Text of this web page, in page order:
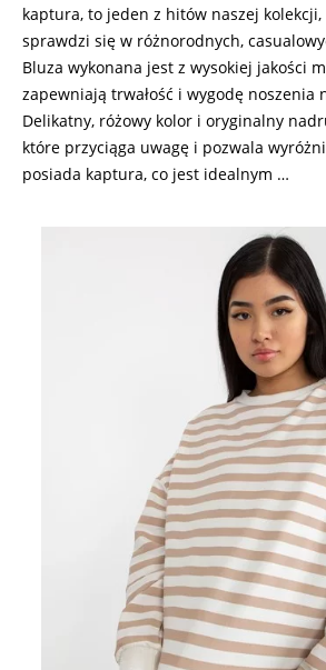
kaptura, to jeden z hitów naszej
sprawdzi się w różnorodnych,
Bluza wykonana jest z wysokiej jakości
zapewniają trwałość i wygodę noszenia
Delikatny, różowy kolor i oryginalny
które przyciąga uwagę i pozwala
posiada kaptura, co jest idealnym …